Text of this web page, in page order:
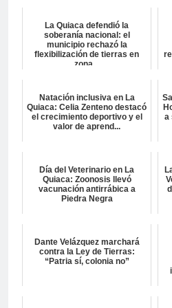
La Quiaca defendió la
soberanía nacional: el
municipio rechazó la
flexibilización de tierras en
zona...
Natación inclusiva en La
Quiaca: Celia Zenteno destacó
el crecimiento deportivo y el
valor de aprend...
a
Día del Veterinario en La
Quiaca: Zoonosis llevó
vacunación antirrábica a
Piedra Negra
Dante Velázquez marchará
contra la Ley de Tierras:
“Patria sí, colonia no”